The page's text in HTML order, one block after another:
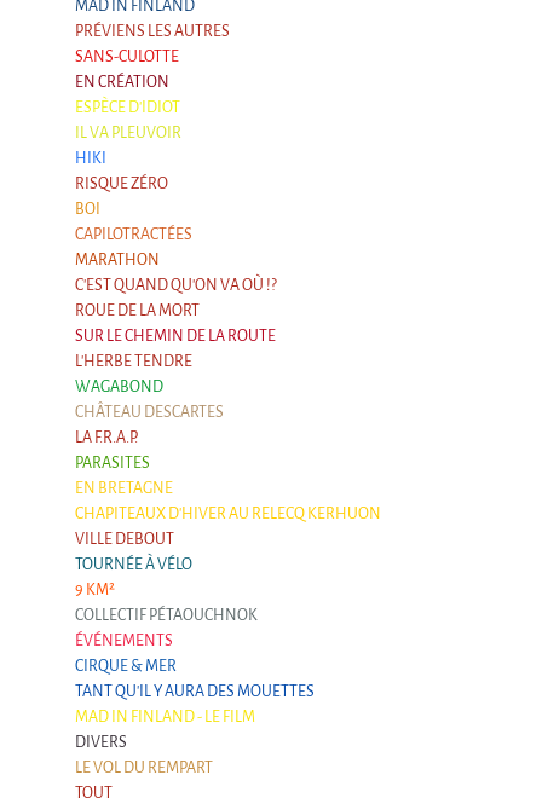
International
La démarche
MOST - Un pont entre la Warmie-Mazurie et
la Bretagne
MAD OBJECTIF FINLANDE
JULY 2022 >> 10th Anniversary tour
Argentine & Chili
Carnets de voyages
Blog de Voyages
Autres formes
Mad in Finland - Le film
Mad in Finland - Le film
Livre-Musical "Un éclat dans le coeur"
Livre-Musical "Un éclat dans le coeur"
MAD IN FINLAND
PRÉVIENS LES AUTRES
SANS-CULOTTE
EN CRÉATION
ESPÈCE D'IDIOT
IL VA PLEUVOIR
HIKI
RISQUE ZÉRO
BOI
CAPILOTRACTÉES
MARATHON
C'EST QUAND QU'ON VA OÙ !?
ROUE DE LA MORT
SUR LE CHEMIN DE LA ROUTE
L'HERBE TENDRE
WAGABOND
CHÂTEAU DESCARTES
LA F.R.A.P.
PARASITES
EN BRETAGNE
CHAPITEAUX D'HIVER AU RELECQ KERHUON
VILLE DEBOUT
TOURNÉE À VÉLO
9 KM²
COLLECTIF PÉTAOUCHNOK
ÉVÉNEMENTS
CIRQUE & MER
TANT QU'IL Y AURA DES MOUETTES
MAD IN FINLAND - LE FILM
DIVERS
LE VOL DU REMPART
TOUT